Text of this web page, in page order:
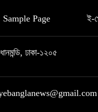
Sample Page ই-
ঢাকা-১২০৫